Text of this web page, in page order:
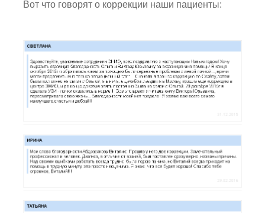
Вот что говорят о коррекции наши пациенты: